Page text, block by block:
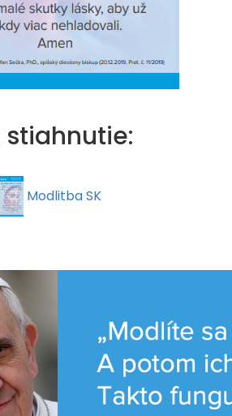
stiahnutie:
Modlitba SK